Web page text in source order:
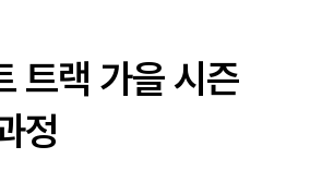
트랙 가을 시즌
정